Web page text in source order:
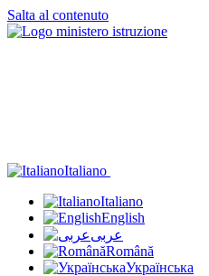
Salta al contenuto
Italiano
Italiano
English
عربى
Română
Українська